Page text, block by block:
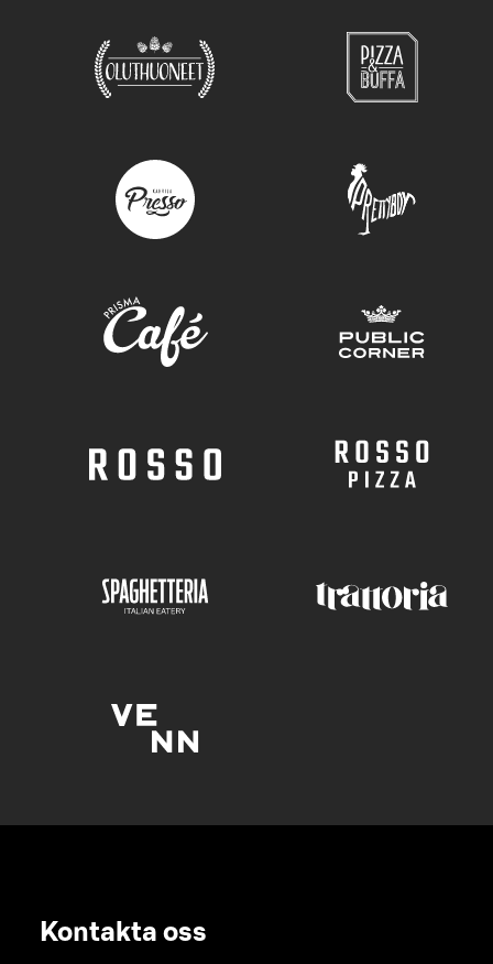
Kontakta oss